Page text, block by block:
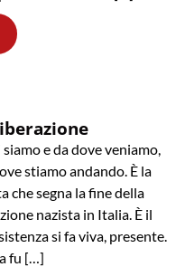
e da dove veniamo,
stiamo andando. È la
che segna la fine della
nazista in Italia. È il
si fa viva, presente.
fu […]